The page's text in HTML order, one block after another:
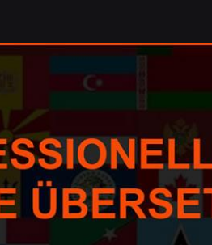
✓dolmetschen, Korrektorat/
– finden Sie ➡️